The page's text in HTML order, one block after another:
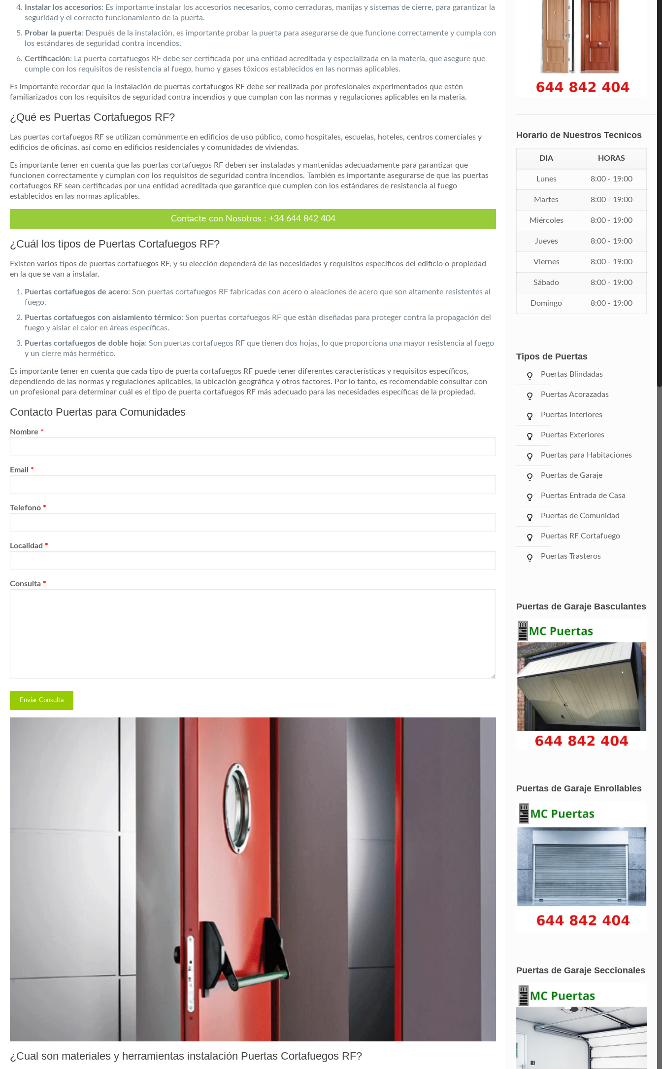
Instalar los accesorios: Es importante instalar los accesorios necesarios, como cerraduras, manijas y sistemas de cierre, para garantizar la
seguridad y el correcto funcionamiento de la puerta.
Probar la puerta: Después de la instalación, es importante probar la puerta para asegurarse de que funcione correctamente y cumpla con
los estándares de seguridad contra incendios.
Certificación: La puerta cortafuegos RF debe ser certificada por una entidad acreditada y especializada en la materia, que asegure que
cumple con los requisitos de resistencia al fuego, humo y gases tóxicos establecidos en las normas aplicables.
Es importante recordar que la instalación de puertas cortafuegos RF debe ser realizada por profesionales experimentados que estén
familiarizados con los requisitos de seguridad contra incendios y que cumplan con las normas y regulaciones aplicables en la materia.
¿Qué es Puertas Cortafuegos RF?
Las puertas cortafuegos RF se utilizan comúnmente en edificios de uso público, como hospitales, escuelas, hoteles, centros comerciales y
edificios de oficinas, así como en edificios residenciales y comunidades de viviendas.
Es importante tener en cuenta que las puertas cortafuegos RF deben ser instaladas y mantenidas adecuadamente para garantizar que
funcionen correctamente y cumplan con los requisitos de seguridad contra incendios. También es importante asegurarse de que las puertas
cortafuegos RF sean certificadas por una entidad acreditada que garantice que cumplen con los estándares de resistencia al fuego
establecidos en las normas aplicables.
Contacte con Nosotros : +34 644 842 404
¿Cuál los tipos de Puertas Cortafuegos RF?
Existen varios tipos de puertas cortafuegos RF, y su elección dependerá de las necesidades y requisitos específicos del edificio o propiedad
en la que se van a instalar.
Puertas cortafuegos de acero: Son puertas cortafuegos RF fabricadas con acero o aleaciones de acero que son altamente resistentes al
fuego.
Puertas cortafuegos con aislamiento térmico: Son puertas cortafuegos RF que están diseñadas para proteger contra la propagación del
fuego y aislar el calor en áreas específicas.
Puertas cortafuegos de doble hoja: Son puertas cortafuegos RF que tienen dos hojas, lo que proporciona una mayor resistencia al fuego
y un cierre más hermético.
Es importante tener en cuenta que cada tipo de puerta cortafuegos RF puede tener diferentes características y requisitos específicos,
dependiendo de las normas y regulaciones aplicables, la ubicación geográfica y otros factores. Por lo tanto, es recomendable consultar con
un profesional para determinar cuál es el tipo de puerta cortafuegos RF más adecuado para las necesidades específicas de la propiedad.
Contacto Puertas para Comunidades
Nombre *
Email *
Telefono *
Localidad *
Consulta *
¿Cual son materiales y herramientas instalación Puertas Cortafuegos RF?
Horario de Nuestros Tecnicos
DIA HORAS
Lunes 8:00 - 19:00
Martes 8:00 - 19:00
Miércoles 8:00 - 19:00
Jueves 8:00 - 19:00
Viernes 8:00 - 19:00
Sábado 8:00 - 19:00
Domingo 8:00 - 19:00
Tipos de Puertas
Puertas Blindadas
Puertas Acorazadas
Puertas Interiores
Puertas Exteriores
Puertas para Habitaciones
Puertas de Garaje
Puertas Entrada de Casa
Puertas de Comunidad
Puertas RF Cortafuego
Puertas Trasteros
Puertas de Garaje Basculantes
Puertas de Garaje Enrollables
Puertas de Garaje Seccionales